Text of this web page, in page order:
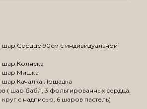
Сердце 90см с индивидуальной
Коляска
шар Мишка
Качалка Лошадка
( шар бабл, 3 фольгированных сердца,
с надписью, 6 шаров пастель)